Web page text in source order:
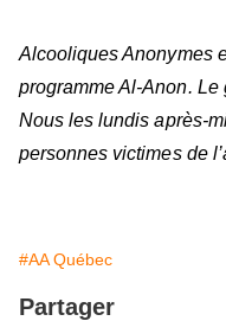
Alcooliques Anonymes
programme Al-Anon. Le
Nous les lundis après-
personnes victimes de
#AA Québec
Partager